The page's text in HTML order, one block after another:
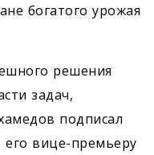
богатого урожая
решения
задач,
подписал
вице-премьеру